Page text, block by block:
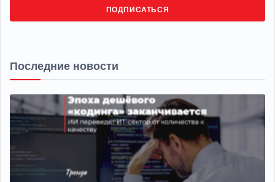
ПОДПИСАТЬСЯ
Последние новости